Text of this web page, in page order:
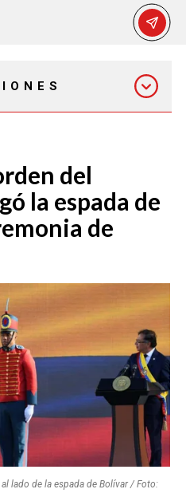
PM
7:00 PM
del
la espada de
de
lado de la espada de Bolívar / Foto: